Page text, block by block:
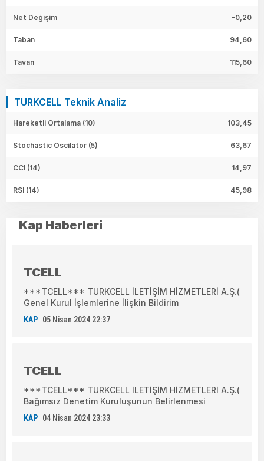
Net Değişim -0,20
Taban 94,60
Tavan 115,60
TURKCELL Teknik Analiz
Hareketli Ortalama (10) 103,45
Stochastic Oscilator (5) 63,67
CCI (14) 14,97
RSI (14) 45,98
Kap Haberleri
TCELL
***TCELL*** TURKCELL İLETİŞİM HİZMETLERİ A.Ş.(
Genel Kurul İşlemlerine İlişkin Bildirim
KAP 05 Nisan 2024 22:37
TCELL
***TCELL*** TURKCELL İLETİŞİM HİZMETLERİ A.Ş.(
Bağımsız Denetim Kuruluşunun Belirlenmesi
KAP 04 Nisan 2024 23:33